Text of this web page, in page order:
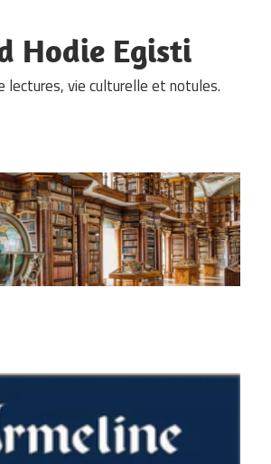
Hodie Egisti
lectures, vie culturelle et notules.